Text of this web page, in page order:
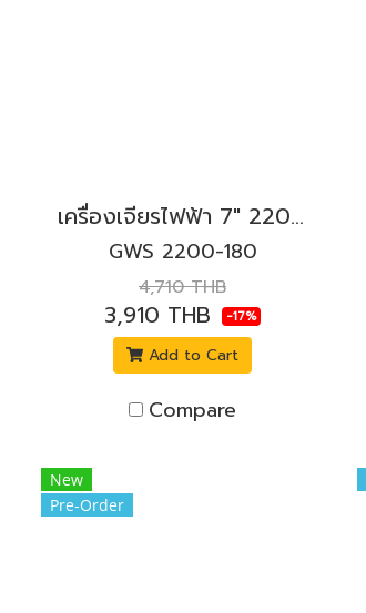
เครื่องเจียรไฟฟ้า 7" 2200W. BOSCH รุ่น GWS 2200-180 สวิตช์บีบ
GWS 2200-180
4,710 THB
3,910 THB -17%
Add to Cart
Compare
New
Pre-Order